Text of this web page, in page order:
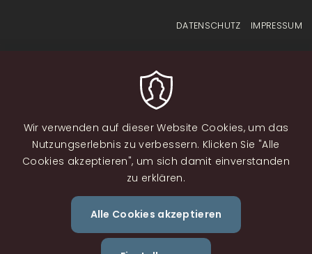
DATENSCHUTZ IMPRESSUM
Wir verwenden auf dieser Website Cookies, um das
Nutzungserlebnis zu verbessern. Klicken Sie "Alle
Cookies akzeptieren", um sich damit einverstanden
zu erklären.
Alle Cookies akzeptieren